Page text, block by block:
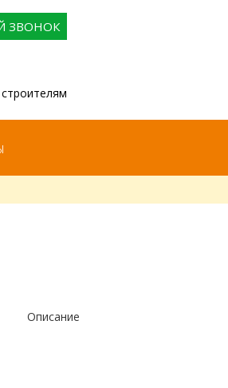
ЗВОНОК
Описание